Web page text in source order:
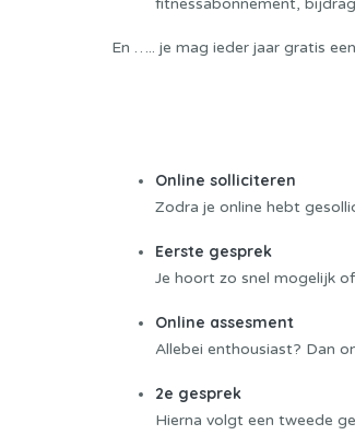
fitnessabonnement,
En ….. je mag ieder jaar gratis
Online solliciteren
Zodra je online hebt
Eerste gesprek
Je hoort zo snel mogelijk
Online assesment
Allebei enthousiast? Dan
2e gesprek
Hierna volgt een tweede